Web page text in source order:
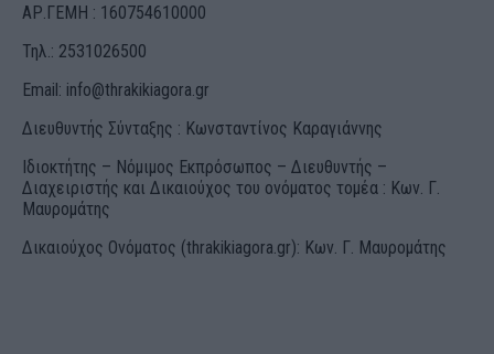
ΑΡ.ΓΕΜΗ : 160754610000
Τηλ.: 2531026500
Email: info@thrakikiagora.gr
Διευθυντής Σύνταξης : Κωνσταντίνος Καραγιάννης
Ιδιοκτήτης – Νόμιμος Εκπρόσωπος – Διευθυντής –
Διαχειριστής και Δικαιούχος του ονόματος τομέα : Κων. Γ.
Μαυρομάτης
Δικαιούχος Ονόματος (thrakikiagora.gr): Κων. Γ. Μαυρομάτης